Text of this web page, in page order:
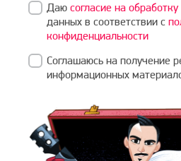
Даю согласие на обработку
данных в соответствии с
конфиденциальности
Соглашаюсь на получение
информационных